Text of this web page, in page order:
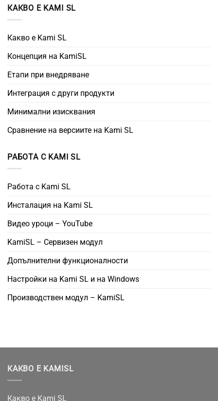
КАКВО Е KAMI SL
Какво е Kami SL
Концепция на KamiSL
Етапи при внедряване
Интеграция с други продукти
Минимални изисквания
Сравнение на версиите на Kami SL
РАБОТА С KAMI SL
Работа с Kami SL
Инсталация на Kami SL
Видео уроци – YouTube
KamiSL – Сервизен модул
Допълнителни функционалности
Настройки на Kami SL и на Windows
Производствен модул – KamiSL
КАКВО Е KAMISL
Какво е Kami SL